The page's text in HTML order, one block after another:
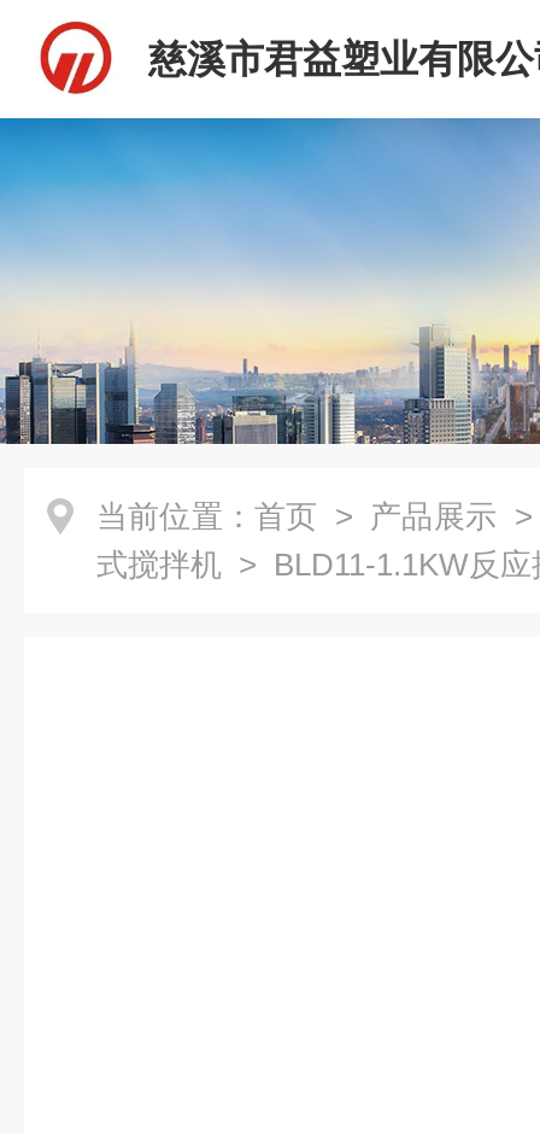
慈溪市君益塑业有限
当前位置： 首页 > 产品展示
式搅拌机 > BLD11-1.1KW反